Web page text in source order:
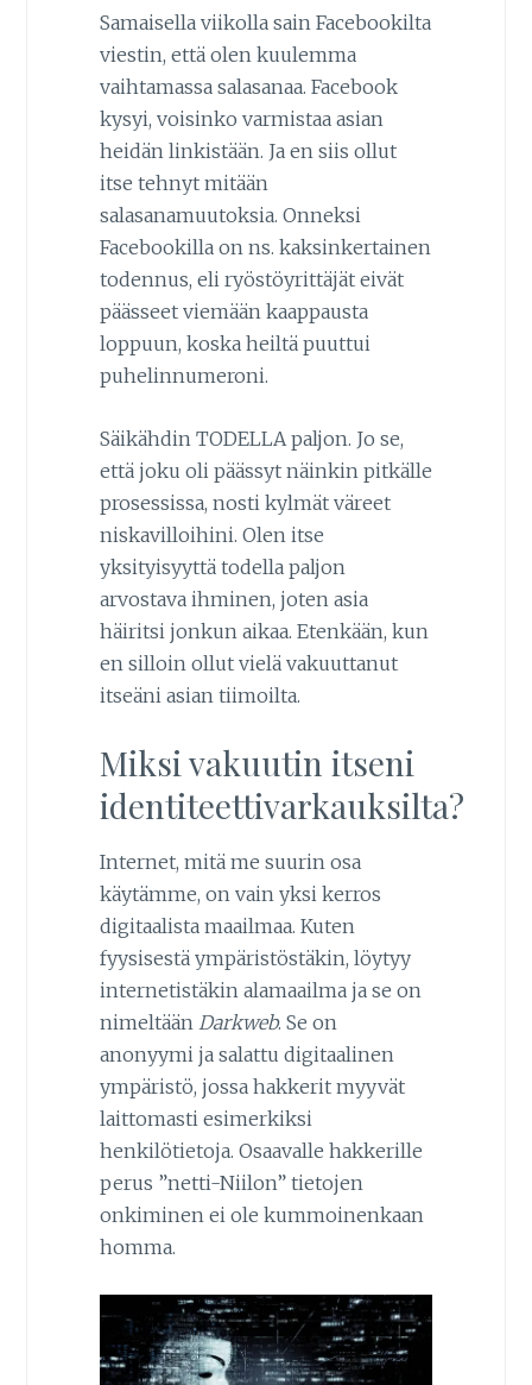
Samaisella viikolla sain Facebookilta
viestin, että olen kuulemma
vaihtamassa salasanaa. Facebook
kysyi, voisinko varmistaa asian
heidän linkistään. Ja en siis ollut
itse tehnyt mitään
salasanamuutoksia. Onneksi
Facebookilla on ns. kaksinkertainen
todennus, eli ryöstöyrittäjät eivät
päässeet viemään kaappausta
loppuun, koska heiltä puuttui
puhelinnumeroni.
Säikähdin TODELLA paljon. Jo se,
että joku oli päässyt näinkin pitkälle
prosessissa, nosti kylmät väreet
niskavilloihini. Olen itse
yksityisyyttä todella paljon
arvostava ihminen, joten asia
häiritsi jonkun aikaa. Etenkään, kun
en silloin ollut vielä vakuuttanut
itseäni asian tiimoilta.
Miksi vakuutin itseni
identiteettivarkauksilta?
Internet, mitä me suurin osa
käytämme, on vain yksi kerros
digitaalista maailmaa. Kuten
fyysisestä ympäristöstäkin, löytyy
internetistäkin alamaailma ja se on
nimeltään Darkweb. Se on
anonyymi ja salattu digitaalinen
ympäristö, jossa hakkerit myyvät
laittomasti esimerkiksi
henkilötietoja. Osaavalle hakkerille
perus ”netti-Niilon” tietojen
onkiminen ei ole kummoinenkaan
homma.